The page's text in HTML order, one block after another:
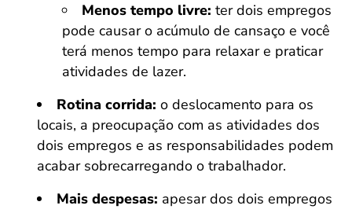
Menos tempo livre: ter dois empregos
pode causar o acúmulo de cansaço e você
terá menos tempo para relaxar e praticar
atividades de lazer.
Rotina corrida: o deslocamento para os
locais, a preocupação com as atividades dos
dois empregos e as responsabilidades podem
acabar sobrecarregando o trabalhador.
Mais despesas: apesar dos dois empregos